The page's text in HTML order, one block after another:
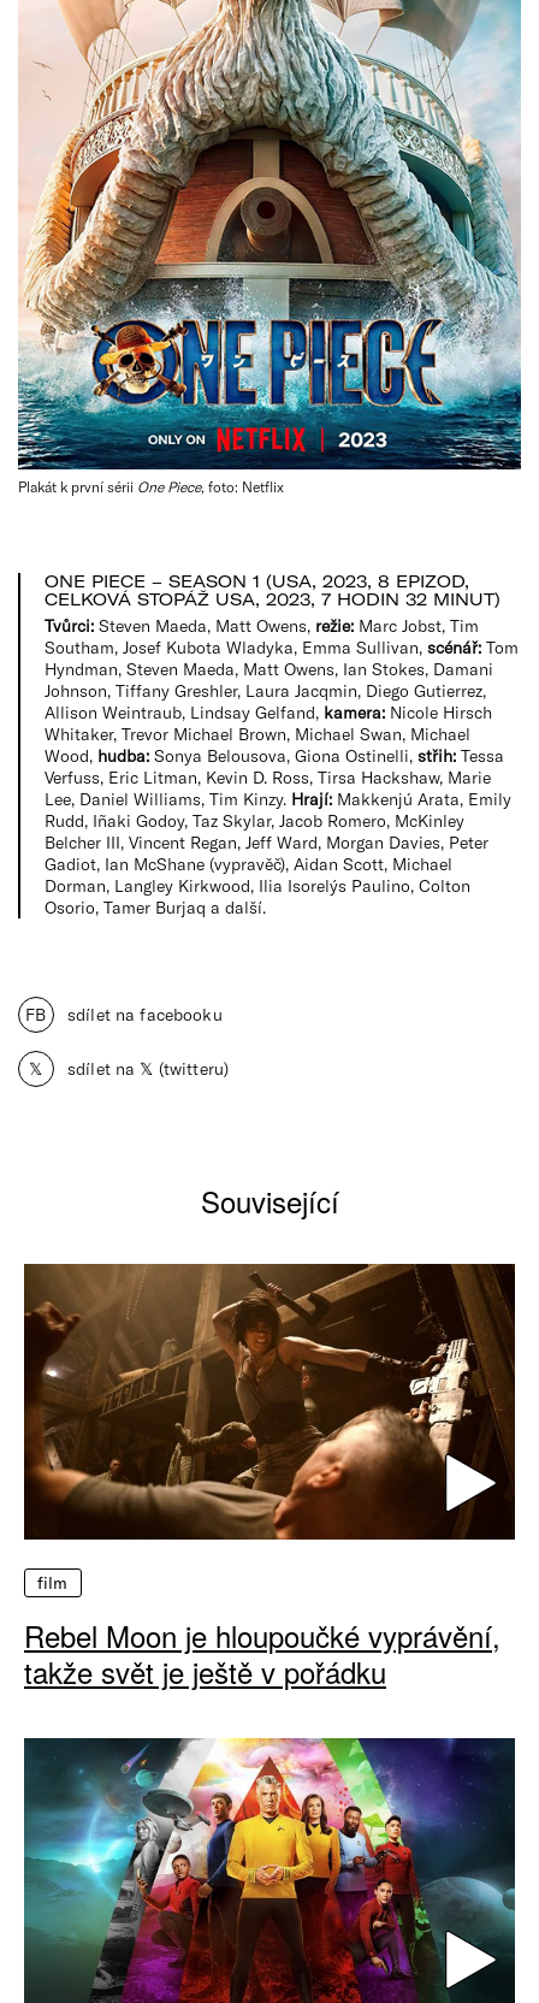
Plakát k první sérii One Piece, foto: Netflix
ONE PIECE – SEASON 1 (USA, 2023, 8 EPIZOD,
CELKOVÁ STOPÁŽ USA, 2023, 7 HODIN 32 MINUT)
Tvůrci: Steven Maeda, Matt Owens, režie: Marc Jobst, Tim
Southam, Josef Kubota Wladyka, Emma Sullivan, scénář: Tom
Hyndman, Steven Maeda, Matt Owens, Ian Stokes, Damani
Johnson, Tiffany Greshler, Laura Jacqmin, Diego Gutierrez,
Allison Weintraub, Lindsay Gelfand, kamera: Nicole Hirsch
Whitaker, Trevor Michael Brown, Michael Swan, Michael
Wood, hudba: Sonya Belousova, Giona Ostinelli, střih: Tessa
Verfuss, Eric Litman, Kevin D. Ross, Tirsa Hackshaw, Marie
Lee, Daniel Williams, Tim Kinzy. Hrají: Makkenjú Arata, Emily
Rudd, Iñaki Godoy, Taz Skylar, Jacob Romero, McKinley
Belcher III, Vincent Regan, Jeff Ward, Morgan Davies, Peter
Gadiot, Ian McShane (vypravěč), Aidan Scott, Michael
Dorman, Langley Kirkwood, Ilia Isorelýs Paulino, Colton
Osorio, Tamer Burjaq a další.
FB sdílet na facebooku
𝕏 sdílet na 𝕏 (twitteru)
Související
film
Rebel Moon je hloupoučké vyprávění,
takže svět je ještě v pořádku